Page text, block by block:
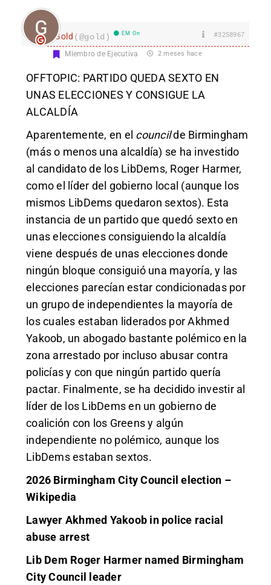
Gold (@gold) EM On #3258967
Miembro de Ejecutiva 2 meses hace
OFFTOPIC: PARTIDO QUEDA SEXTO EN
UNAS ELECCIONES Y CONSIGUE LA
ALCALDÍA
Aparentemente, en el councilde Birmingham
(más o menos una alcaldía) se ha investido
al candidato de los LibDems, Roger Harmer,
como el líder del gobierno local (aunque los
mismos LibDems quedaron sextos). Esta
instancia de un partido que quedó sexto en
unas elecciones consiguiendo la alcaldía
viene después de unas elecciones donde
ningún bloque consiguió una mayoría, y las
elecciones parecían estar condicionadas por
un grupo de independientes la mayoría de
los cuales estaban liderados por Akhmed
Yakoob, un abogado bastante polémico en la
zona arrestado por incluso abusar contra
policías y con que ningún partido quería
pactar. Finalmente, se ha decidido investir al
líder de los LibDems en un gobierno de
coalición con los Greens y algún
independiente no polémico, aunque los
LibDems estaban sextos.
2026 Birmingham City Council election –
Wikipedia
Lawyer Akhmed Yakoob in police racial
abuse arrest
Lib Dem Roger Harmer named Birmingham
City Council leader